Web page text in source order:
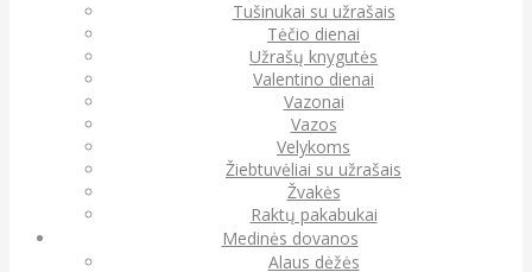
Tušinukai su užrašais
Tėčio dienai
Užrašų knygutės
Valentino dienai
Vazonai
Vazos
Velykoms
Žiebtuvėliai su užrašais
Žvakės
Raktų pakabukai
Medinės dovanos
Alaus dėžės